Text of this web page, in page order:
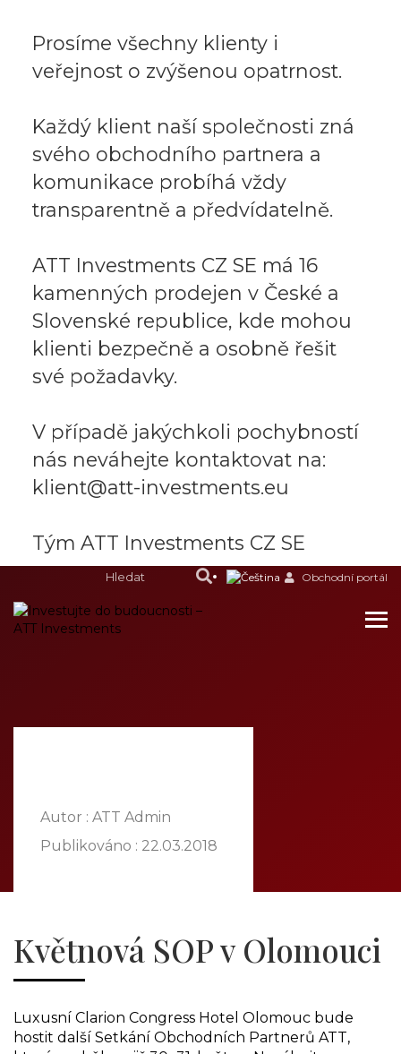
Prosíme všechny klienty i
veřejnost o zvýšenou opatrnost.
Každý klient naší společnosti zná
svého obchodního partnera a
komunikace probíhá vždy
transparentně a předvídatelně.
ATT Investments CZ SE má 16
kamenných prodejen v České a
Slovenské republice, kde mohou
klienti bezpečně a osobně řešit
své požadavky.
V případě jakýchkoli pochybností
nás neváhejte kontaktovat na:
klient@att-investments.eu
Tým ATT Investments CZ SE
Obchodní portál
NABÍDKA
KONTAKT
Autor : ATT Admin
Publikováno : 22.03.2018
Květnová SOP v Olomouci
Luxusní Clarion Congress Hotel Olomouc bude
hostit další Setkání Obchodních Partnerů ATT,